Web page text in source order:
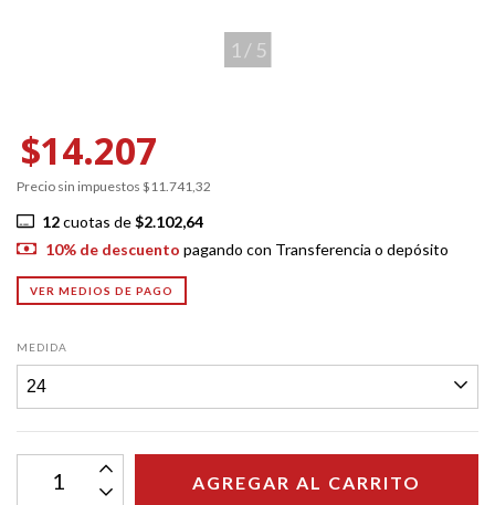
1 / 5
$14.207
Precio sin impuestos $11.741,32
12cuotas de$2.102,64
10% de descuento pagando con Transferencia o depósito
VER MEDIOS DE PAGO
MEDIDA